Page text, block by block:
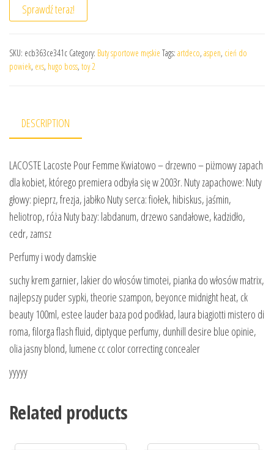
Sprawdź teraz!
SKU: ecb363ce341c Category: Buty sportowe męskie Tags: artdeco, aspen, cień do
powiek, exs, hugo boss, toy 2
DESCRIPTION
LACOSTE Lacoste Pour Femme Kwiatowo – drzewno – piżmowy zapach
dla kobiet, którego premiera odbyła się w 2003r. Nuty zapachowe: Nuty
głowy: pieprz, frezja, jabłko Nuty serca: fiołek, hibiskus, jaśmin,
heliotrop, róża Nuty bazy: labdanum, drzewo sandałowe, kadzidło,
cedr, zamsz
Perfumy i wody damskie
suchy krem garnier, lakier do włosów timotei, pianka do włosów matrix,
najlepszy puder sypki, theorie szampon, beyonce midnight heat, ck
beauty 100ml, estee lauder baza pod podkład, laura biagiotti mistero di
roma, filorga flash fluid, diptyque perfumy, dunhill desire blue opinie,
olia jasny blond, lumene cc color correcting concealer
yyyyy
Related products